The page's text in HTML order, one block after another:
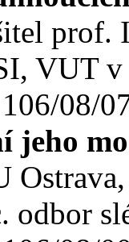
prof.
VUT
08/
jeho
odbor